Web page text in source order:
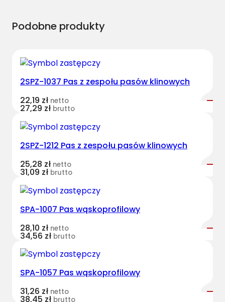
s
Podobne produkty
2SPZ-1037 Pas z zespołu pasów klinowych
22,19 zł netto
27,29 zł brutto
2SPZ-1212 Pas z zespołu pasów klinowych
25,28 zł netto
31,09 zł brutto
SPA-1007 Pas wąskoprofilowy
28,10 zł netto
34,56 zł brutto
SPA-1057 Pas wąskoprofilowy
31,26 zł netto
38,45 zł brutto